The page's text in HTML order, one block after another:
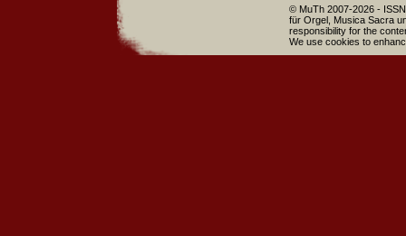
© MuTh 2007-2026 -
für Orgel, Musica Sacra
responsibility for the
We use cookies to